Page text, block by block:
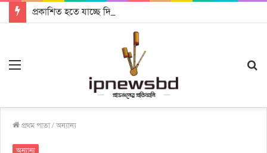
প্রকাশিত হতে যাচ্ছে দি রাবুগার নতুন গান ‘Baljanggi’
প্রথম পাতা/অন্যান্য
অন্যান্য